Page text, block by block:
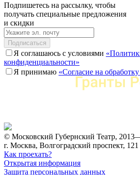
Подпишетесь на рассылку, чтобы
получать специальные предложения
и скидки
Подписаться
Я соглашаюсь с условиями
конфиденциальности»
Я принимаю «Согласие на
© Московский Губернский Театр,
г. Москва, Волгоградский проспект, 121
Как проехать?
Открытая информация
Защита персональных данных